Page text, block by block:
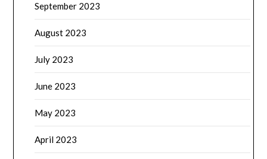
September 2023
August 2023
July 2023
June 2023
May 2023
April 2023